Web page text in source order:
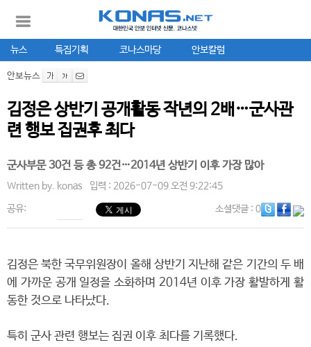
뉴스 특집기획 코나스마당 안보칼럼
안보뉴스
김정은 상반기 공개활동 작년의 2배…군사관
련 행보 집권후 최다
군사부문 30건 등 총 92건…2014년 상반기 이후 가장 많아
Written by. konas 입력 : 2026-07-09 오전 9:22:45
공유: 소셜댓글: 0
김정은 북한 국무위원장이 올해 상반기 지난해 같은 기간의 두 배
에 가까운 공개 일정을 소화하며 2014년 이후 가장 활발하게 활
동한 것으로 나타났다.
특히 군사 관련 행보는 집권 이후 최다를 기록했다.